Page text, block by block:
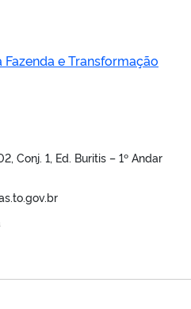
e Transformação
Conj. 1, Ed. Buritis – 1º Andar